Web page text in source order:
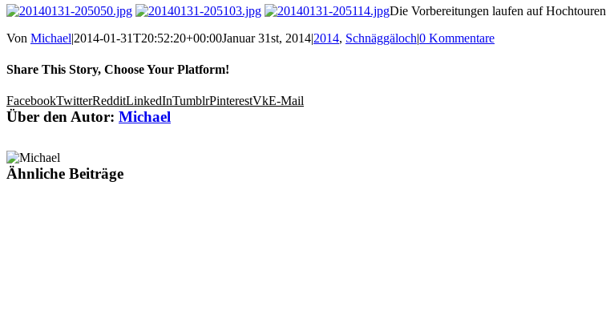
Die Vorbereitungen laufen auf Hochtouren
Von Michael|2014-01-31T20:52:20+00:00Januar 31st, 2014|2014, Schnäggäloch|0 Kommentare
Share This Story, Choose Your Platform!
FacebookTwitterRedditLinkedInTumblrPinterestVkE-Mail
Über den Autor: Michael
Ähnliche Beiträge